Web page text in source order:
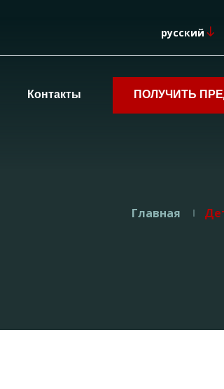
русский
Контакты ПОЛУЧИТЬ
Главная